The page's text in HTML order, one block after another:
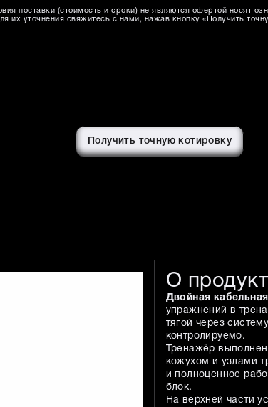
поставки (стоимость и сроки) не являются офертой носят
их уточнения свяжитесь с нами, нажав кнопку «Получить
Получить точную котировку
О
Двойная
упражнений в
тягой через
контролируемо.
Тренажёр
кожухом и узлами
и полноценное
блок.
На верхней части